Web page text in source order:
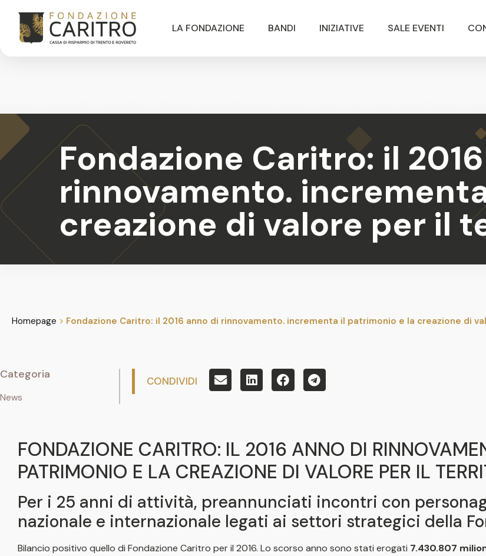
LA FONDAZIONE BANDI INIZIATIVE SALE EVENTI
Fondazione Caritro: il
rinnovamento.
creazione di valore per il
Homepage > Fondazione Caritro: il 2016 anno di rinnovamento. incrementa il patrimonio e la creazione di
Categoria
News
CONDIVIDI
FONDAZIONE CARITRO: IL 2016 ANNO DI
PATRIMONIO E LA CREAZIONE DI VALORE PER IL
Per i 25 anni di attività, preannunciati incontri con
nazionale e internazionale legati ai settori strategici della
Bilancio positivo quello di Fondazione Caritro per il 2016. Lo scorso anno sono stati erogati 7.430.807